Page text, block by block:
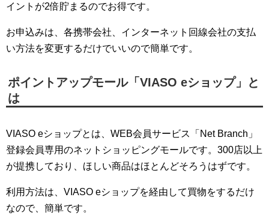
イントが2倍貯まるのでお得です。
お申込みは、各携帯会社、インターネット回線会社の支払
い方法を変更するだけでいいので簡単です。
ポイントアップモール「VIASO eショップ」と
は
VIASO eショップとは、WEB会員サービス「Net Branch」
登録会員専用のネットショッピングモールです。300店以上
が提携しており、ほしい商品はほとんどそろうはずです。
利用方法は、VIASO eショップを経由して買物をするだけ
なので、簡単です。